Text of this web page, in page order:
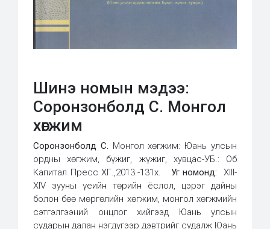
Шинэ номын мэдээ:
Соронзонболд С. Монгол
хөгжим
Соронзонболд С. Монгол хөгжим: Юань улсын
ордны хөгжим, бүжиг, жүжиг, хувцас-УБ.: Об
Капитал Пресс ХГ.,2013.-131х. Уг номонд: XIII-
XIV зууны үеийн төрийн ёслол, цэрэг дайны
болон бөө мөргөлийн хөгжим, монгол хөгжмийн
сэтгэлгээний онцлог хийгээд Юань улсын
сударын далан нэгдүгээр дэвтрийг судалж Юань